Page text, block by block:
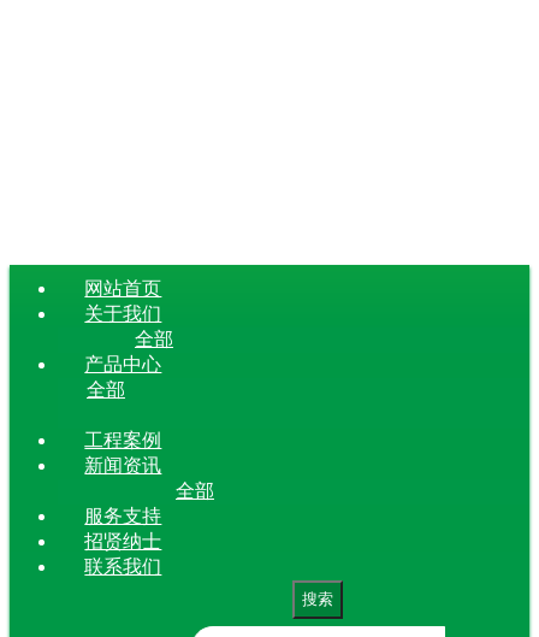
网站首页
关于我们
全部
产品中心
全部
工程案例
新闻资讯
全部
服务支持
招贤纳士
联系我们
搜索